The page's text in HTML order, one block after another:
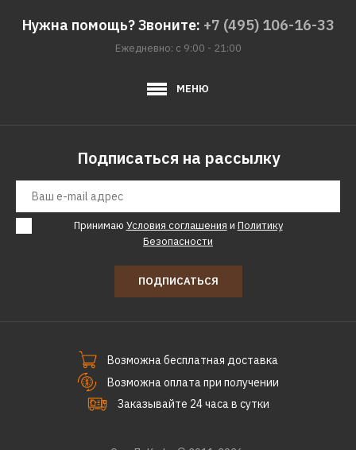
Холодильник SNOWCAP
RCD-300
26129р.
ДОБАВИТЬ К СРАВНЕНИЮ
Нужна помощь? Звоните: +7 (495) 106-16-33
Ежедневно: с 9:00 - 21:00
МЕНЮ
Подписаться на рассылку
Принимаю Условия соглашения и Политику
Безопасности
ПОДПИСАТЬСЯ
Возможна бесплатная доставка
Возможна оплата при получении
Заказывайте 24 часа в сутки